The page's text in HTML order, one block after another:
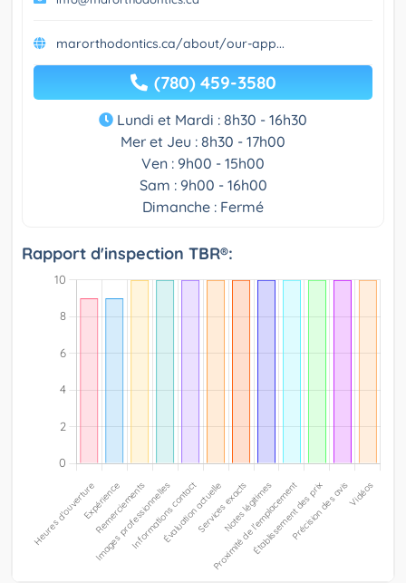
marorthodontics.ca/about/our-app...
(780) 459-3580
Lundi et Mardi : 8h30 - 16h30
Mer et Jeu : 8h30 - 17h00
Ven : 9h00 - 15h00
Sam : 9h00 - 16h00
Dimanche : Fermé
Rapport d'inspection TBR®: